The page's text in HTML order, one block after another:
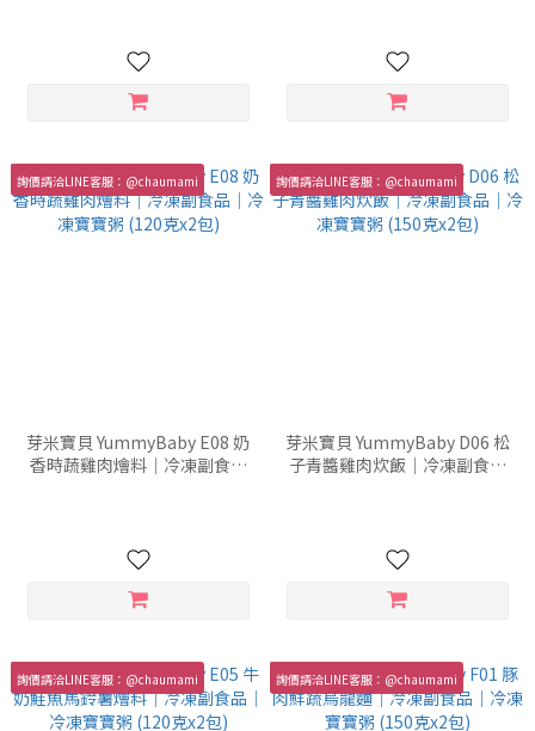
詢價請洽LINE客服：@chaumami
芽米寶貝 YummyBaby E08 奶
香時蔬雞肉燴料｜冷凍副食品
詢價請洽LINE客服：@chaumami
芽米寶貝 YummyBaby D06 松
子青醬雞肉炊飯｜冷凍副食品
詢價請洽LINE客服：@chaumami 詢價請洽LINE客服：@chaumami